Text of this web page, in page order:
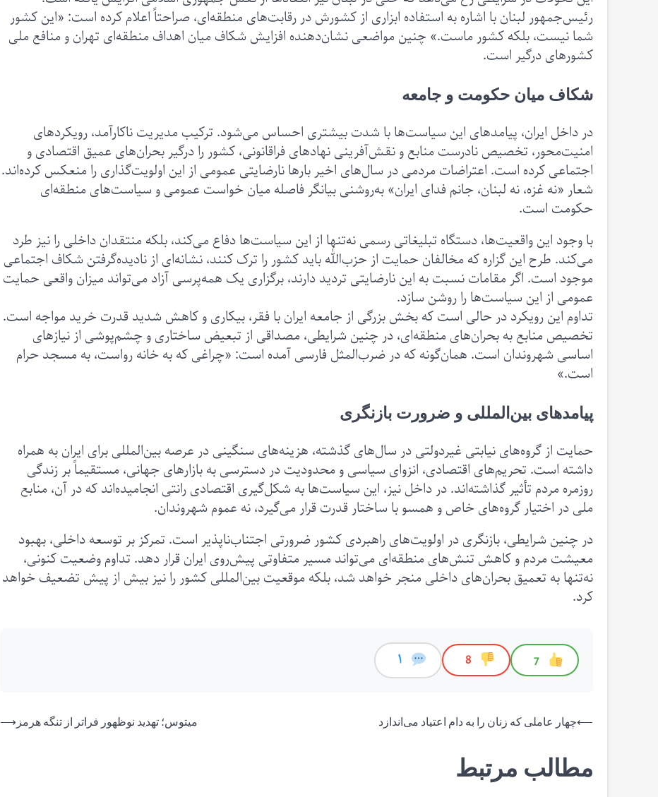
رئیس‌جمهور لبنان با اشاره به استفاده ابزاری از کشورش در رقابت‌های منطقه‌ای، صراحتاً اعلام کرده است: «این کشور
شما نیست، بلکه کشور ماست.» چنین مواضعی نشان‌دهنده افزایش شکاف میان اهداف منطقه‌ای تهران و منافع ملی
کشورهای درگیر است.
شکاف میان حکومت و جامعه
در داخل ایران، پیامدهای این سیاست‌ها با شدت بیشتری احساس می‌شود. ترکیب مدیریت ناکارآمد، رویکردهای
امنیت‌محور، تخصیص نادرست منابع و نقش‌آفرینی نهادهای فراقانونی، کشور را درگیر بحران‌های عمیق اقتصادی و
اجتماعی کرده است. اعتراضات مردمی در سال‌های اخیر بارها نارضایتی عمومی از این اولویت‌گذاری را منعکس کرده‌اند.
شعار «نه غزه، نه لبنان، جانم فدای ایران» به‌روشنی بیانگر فاصله میان خواست عمومی و سیاست‌های منطقه‌ای
حکومت است.
با وجود این واقعیت‌ها، دستگاه تبلیغاتی رسمی نه‌تنها از این سیاست‌ها دفاع می‌کند، بلکه منتقدان داخلی را نیز طرد
می‌کند. طرح این گزاره که مخالفان حمایت از حزب‌الله باید کشور را ترک کنند، نشانه‌ای از نادیده‌گرفتن شکاف اجتماعی
موجود است. اگر مقامات نسبت به این نارضایتی تردید دارند، برگزاری یک همه‌پرسی آزاد می‌تواند میزان واقعی حمایت
عمومی از این سیاست‌ها را روشن سازد.
تداوم این رویکرد در حالی است که بخش بزرگی از جامعه ایران با فقر، بیکاری و کاهش شدید قدرت خرید مواجه است.
تخصیص منابع به بحران‌های منطقه‌ای، در چنین شرایطی، مصداقی از تبعیض ساختاری و چشم‌پوشی از نیازهای
اساسی شهروندان است. همان‌گونه که در ضرب‌المثل فارسی آمده است: «چراغی که به خانه رواست، به مسجد حرام
است.»
پیامدهای بین‌المللی و ضرورت بازنگری
حمایت از گروه‌های نیابتی غیردولتی در سال‌های گذشته، هزینه‌های سنگینی در عرصه بین‌المللی برای ایران به همراه
داشته است. تحریم‌های اقتصادی، انزوای سیاسی و محدودیت در دسترسی به بازارهای جهانی، مستقیماً بر زندگی
روزمره مردم تأثیر گذاشته‌اند. در داخل نیز، این سیاست‌ها به شکل‌گیری اقتصادی رانتی انجامیده‌اند که در آن، منابع
ملی در اختیار گروه‌های خاص و همسو با ساختار قدرت قرار می‌گیرد، نه عموم شهروندان.
در چنین شرایطی، بازنگری در اولویت‌های راهبردی کشور ضرورتی اجتناب‌ناپذیر است. تمرکز بر توسعه داخلی، بهبود
معیشت مردم و کاهش تنش‌های منطقه‌ای می‌تواند مسیر متفاوتی پیش‌روی ایران قرار دهد. تداوم وضعیت کنونی،
نه‌تنها به تعمیق بحران‌های داخلی منجر خواهد شد، بلکه موقعیت بین‌المللی کشور را نیز بیش از پیش تضعیف خواهد
کرد.
7
8
1
راهبری
⟵چهار عاملی که زنان را به دام اعتیاد می‌اندازد میتوس؛ تهدید نوظهور فراتر از تنگه هرمز ⟶
مطالب مرتبط